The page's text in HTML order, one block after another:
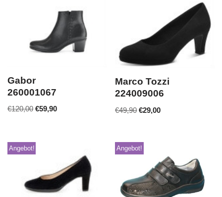
Gabor
260001067
€120,00 €59,90
Marco Tozzi
224009006
€49,90 €29,00
Angebot! Angebot!